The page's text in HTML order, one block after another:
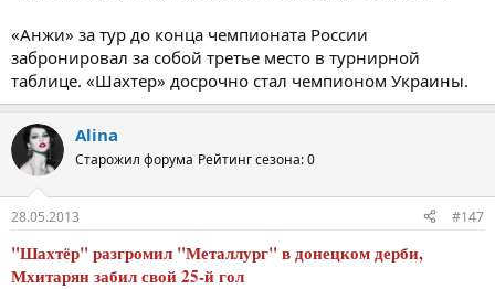
«Анжи» за тур до конца чемпионата России
забронировал за собой третье место в турнирной
таблице. «Шахтер» досрочно стал чемпионом Украины.
Alina
Старожил форума Рейтинг сезона: 0
28.05.2013 #147
"Шахтёр" разгромил "Металлург" в донецком дерби,
Мхитарян забил свой 25-й гол